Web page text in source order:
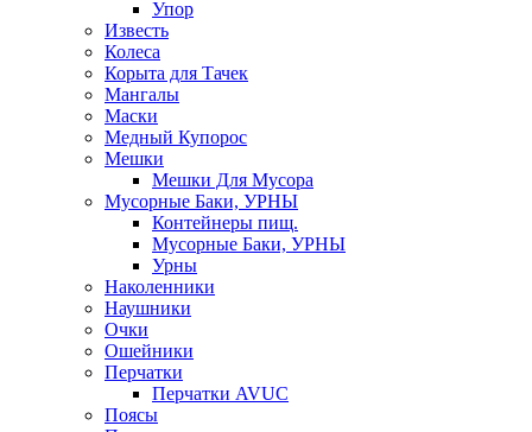
Упор
Известь
Колеса
Корыта для Тачек
Мангалы
Маски
Медный Купорос
Мешки
Мешки Для Мусора
Мусорные Баки, УРНЫ
Контейнеры пищ.
Мусорные Баки, УРНЫ
Урны
Наколенники
Наушники
Очки
Ошейники
Перчатки
Перчатки AVUC
Поясы